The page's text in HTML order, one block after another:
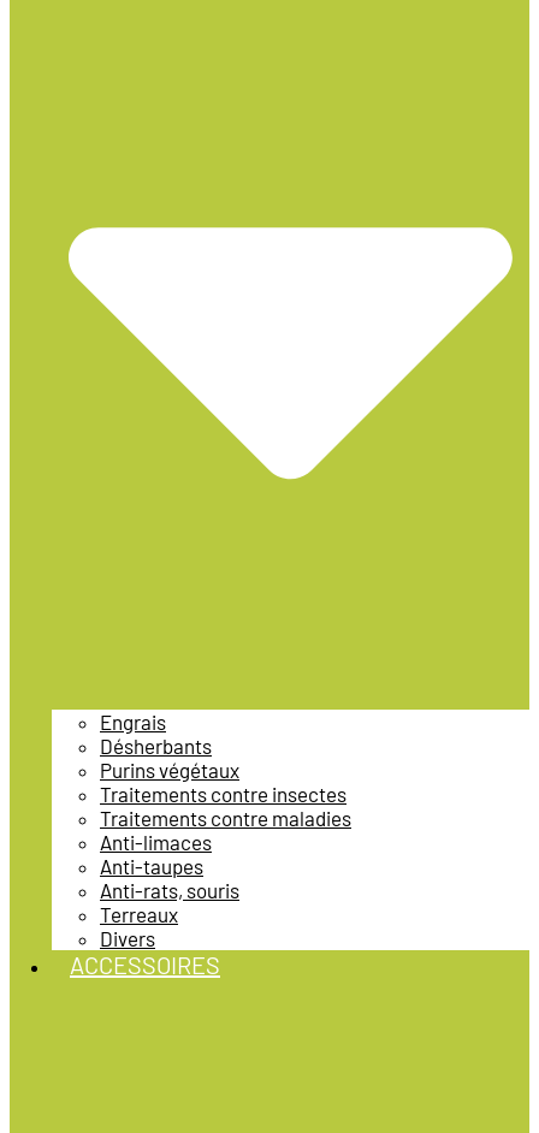
Engrais
Désherbants
Purins végétaux
Traitements contre insectes
Traitements contre maladies
Anti-limaces
Anti-taupes
Anti-rats, souris
Terreaux
Divers
ACCESSOIRES